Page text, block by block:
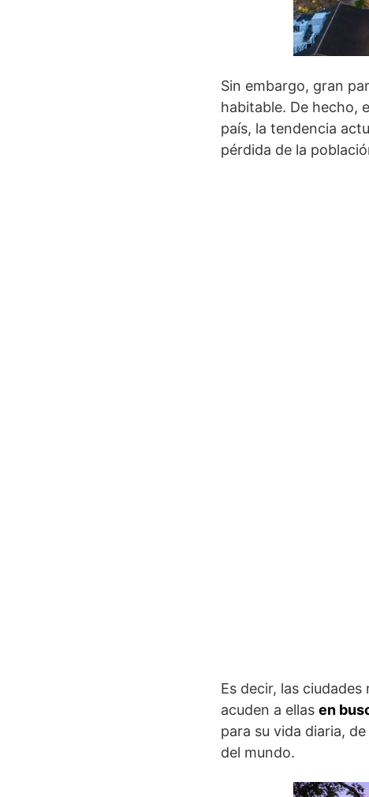
Sin embargo, gran
habitable. De hecho,
país, la tendencia
pérdida de la
Es decir, las
acuden a ellas en
para su vida diaria,
del mundo.